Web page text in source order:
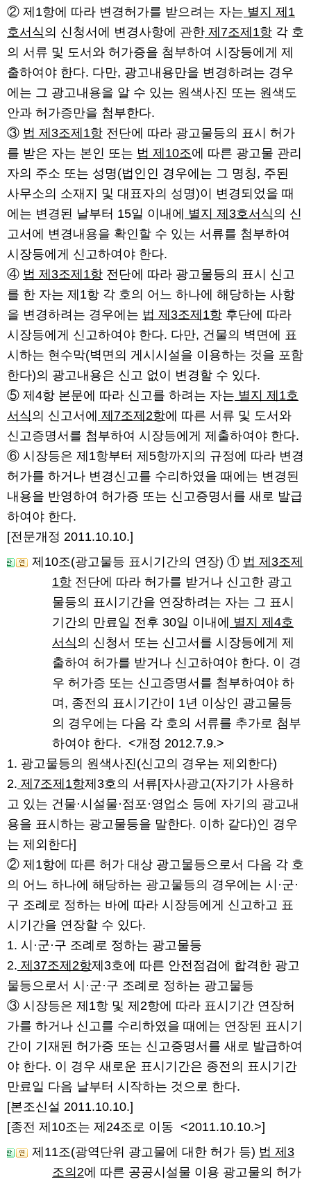
② 제1항에 따라 변경허가를 받으려는 자는 별지 제1
호서식의 신청서에 변경사항에 관한 제7조제1항 각 호
의 서류 및 도서와 허가증을 첨부하여 시장등에게 제
출하여야 한다. 다만, 광고내용만을 변경하려는 경우
에는 그 광고내용을 알 수 있는 원색사진 또는 원색도
안과 허가증만을 첨부한다.
③ 법 제3조제1항 전단에 따라 광고물등의 표시 허가
를 받은 자는 본인 또는 법 제10조에 따른 광고물 관리
자의 주소 또는 성명(법인인 경우에는 그 명칭, 주된
사무소의 소재지 및 대표자의 성명)이 변경되었을 때
에는 변경된 날부터 15일 이내에
별지 제3호서식의 신
고서에 변경내용을 확인할 수 있는 서류를 첨부하여
시장등에게 신고하여야 한다.
④ 법 제3조제1항 전단에 따라 광고물등의 표시 신고
를 한 자는 제1항 각 호의 어느 하나에 해당하는 사항
을 변경하려는 경우에는 법 제3조제1항 후단에 따라
시장등에게 신고하여야 한다. 다만, 건물의 벽면에 표
시하는 현수막(벽면의 게시시설을 이용하는 것을 포함
한다)의 광고내용은 신고 없이 변경할 수 있다.
⑤ 제4항 본문에 따라 신고를 하려는 자는 별지 제1호
서식의 신고서에 제7조제2항에 따른 서류 및 도서와
신고증명서를 첨부하여 시장등에게 제출하여야 한다.
⑥ 시장등은 제1항부터 제5항까지의 규정에 따라 변경
허가를 하거나 변경신고를 수리하였을 때에는 변경된
내용을 반영하여 허가증 또는 신고증명서를 새로 발급
하여야 한다.
[전문개정 2011.10.10.]
제10조(광고물등 표시기간의 연장) ① 법 제3조제
1항 전단에 따라 허가를 받거나 신고한 광고
물등의 표시기간을 연장하려는 자는 그 표시
기간의 만료일 전후 30일 이내에
별지 제4호
서식의 신청서 또는 신고서를 시장등에게 제
출하여 허가를 받거나 신고하여야 한다. 이 경
우 허가증 또는 신고증명서를 첨부하여야 하
며, 종전의 표시기간이 1년 이상인 광고물등
의 경우에는 다음 각 호의 서류를 추가로 첨부
하여야 한다. <개정 2012.7.9.>
1. 광고물등의 원색사진(신고의 경우는 제외한다)
2. 제7조제1항제3호의 서류[자사광고(자기가 사용하
고 있는 건물·시설물·점포·영업소 등에 자기의 광고내
용을 표시하는 광고물등을 말한다. 이하 같다)인 경우
는 제외한다]
② 제1항에 따른 허가 대상 광고물등으로서 다음 각 호
의 어느 하나에 해당하는 광고물등의 경우에는 시·군·
구 조례로 정하는 바에 따라 시장등에게 신고하고 표
시기간을 연장할 수 있다.
1. 시·군·구 조례로 정하는 광고물등
2. 제37조제2항제3호에 따른 안전점검에 합격한 광고
물등으로서 시·군·구 조례로 정하는 광고물등
③ 시장등은 제1항 및 제2항에 따라 표시기간 연장허
가를 하거나 신고를 수리하였을 때에는 연장된 표시기
간이 기재된 허가증 또는 신고증명서를 새로 발급하여
야 한다. 이 경우 새로운 표시기간은 종전의 표시기간
만료일 다음 날부터 시작하는 것으로 한다.
[본조신설 2011.10.10.]
[종전 제10조는 제24조로 이동 <2011.10.10.>]
제11조(광역단위 광고물에 대한 허가 등) 법 제3
조의2에 따른 공공시설물 이용 광고물의 허가